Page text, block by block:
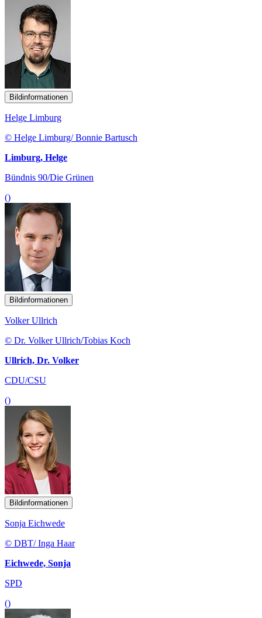
Bildinformationen
Helge Limburg
© Helge Limburg/ Bonnie Bartusch
Limburg, Helge
Bündnis 90/Die Grünen
()
Bildinformationen
Volker Ullrich
© Dr. Volker Ullrich/Tobias Koch
Ullrich, Dr. Volker
CDU/CSU
()
Bildinformationen
Sonja Eichwede
© DBT/ Inga Haar
Eichwede, Sonja
SPD
()